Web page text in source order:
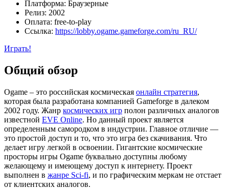
Платформа: Браузерные
Релиз: 2002
Оплата: free-to-play
Ссылка: https://lobby.ogame.gameforge.com/ru_RU/
Играть!
Общий обзор
Ogame – это российская космическая онлайн стратегия,
которая была разработана компанией Gameforge в далеком
2002 году. Жанр космических игр полон различных аналогов
известной EVE Online. Но данный проект является
определенным самородком в индустрии. Главное отличие —
это простой доступ и то, что это игра без скачивания. Что
делает игру легкой в освоении. Гигантские космические
просторы игры Ogame буквально доступны любому
желающему и имеющему доступ к интернету. Проект
выполнен в жанре Sci-fi, и по графическим меркам не отстает
от клиентских аналогов.